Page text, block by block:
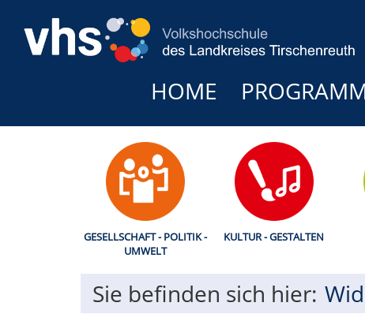
HOME
GESELLSCHAFT - POLITIK -
UMWELT
KULTUR - GESTALTEN
Sie befinden sich hier: